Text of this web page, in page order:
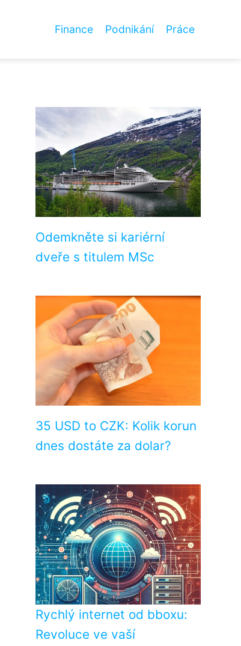
Finance Podnikání Práce
Odemkněte si kariérní
dveře s titulem MSc
35 USD to CZK: Kolik korun
dnes dostáte za dolar?
Rychlý internet od bboxu:
Revoluce ve vaší